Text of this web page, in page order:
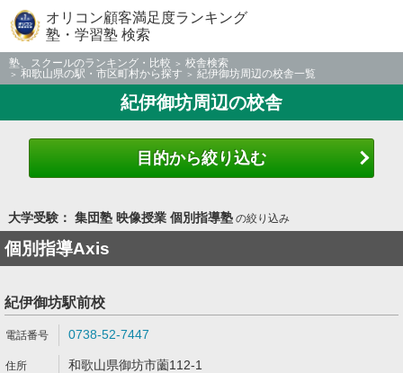
オリコン顧客満足度ランキング
塾・学習塾 検索
塾、スクールのランキング・比較
校舎検索
和歌山県の駅・市区町村から探す
紀伊御坊周辺の校舎一覧
紀伊御坊周辺の校舎
目的から絞り込む
大学受験： 集団塾 映像授業 個別指導塾の絞り込み
個別指導Axis
紀伊御坊駅前校
0738-52-7447
和歌山県御坊市薗112-1